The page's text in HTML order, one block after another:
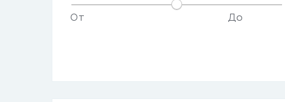
От До